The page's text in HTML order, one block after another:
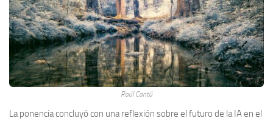
Raúl Cantú
La ponencia concluyó con una reflexión sobre el futuro de la IA en el